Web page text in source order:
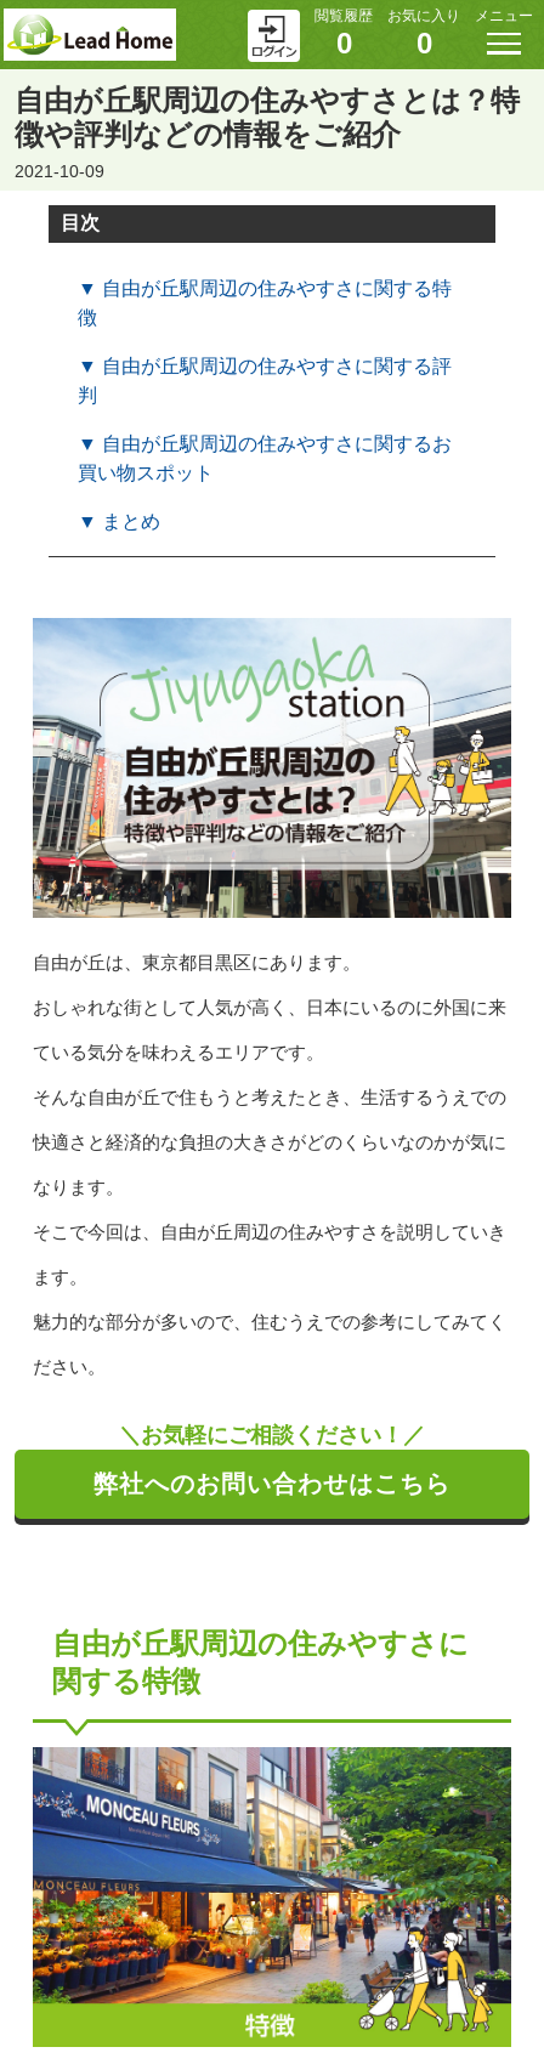
閲覧履歴
0
お気に入り
0
メニュー
自由が丘駅周辺の住みやすさとは？特
徴や評判などの情報をご紹介
2021-10-09
目次
▼ 自由が丘駅周辺の住みやすさに関する特
徴
▼ 自由が丘駅周辺の住みやすさに関する評
判
▼ 自由が丘駅周辺の住みやすさに関するお
買い物スポット
▼ まとめ
自由が丘は、東京都目黒区にあります。
おしゃれな街として人気が高く、日本にいるのに外国に来
ている気分を味わえるエリアです。
そんな自由が丘で住もうと考えたとき、生活するうえでの
快適さと経済的な負担の大きさがどのくらいなのかが気に
なります。
そこで今回は、自由が丘周辺の住みやすさを説明していき
ます。
魅力的な部分が多いので、住むうえでの参考にしてみてく
ださい。
＼お気軽にご相談ください！／
弊社へのお問い合わせはこちら
自由が丘駅周辺の住みやすさに
関する特徴